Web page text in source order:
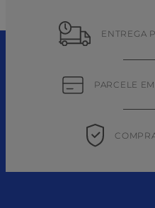
ENTREGA
PARCELE